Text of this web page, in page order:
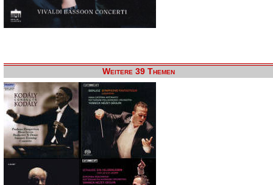
Weitere 39 Themen